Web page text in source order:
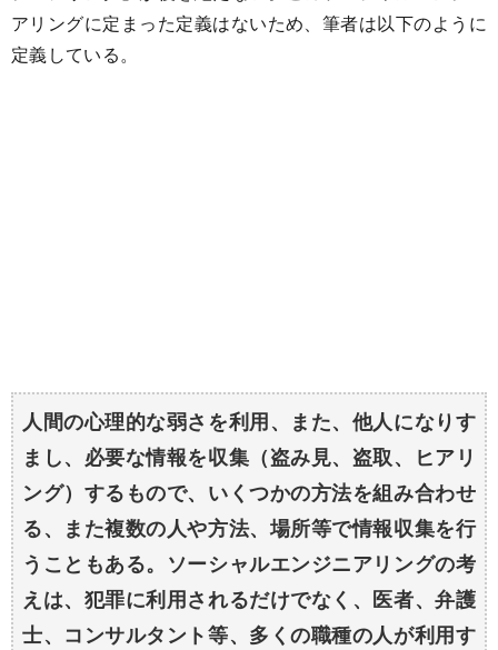
アリングに定まった定義はないため、筆者は以下のように
定義している。
人間の心理的な弱さを利用、また、他人になりす
まし、必要な情報を収集（盗み見、盗取、ヒアリ
ング）するもので、いくつかの方法を組み合わせ
る、また複数の人や方法、場所等で情報収集を行
うこともある。ソーシャルエンジニアリングの考
えは、犯罪に利用されるだけでなく、医者、弁護
士、コンサルタント等、多くの職種の人が利用す